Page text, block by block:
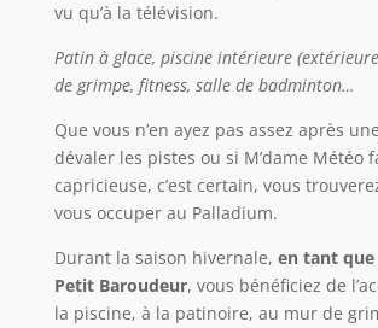
vu qu’à la télévision.
Patin à glace, piscine intérieure
de grimpe, fitness, salle de badminton…
Que vous n’en ayez pas assez après
dévaler les pistes ou si M’dame Météo
capricieuse, c’est certain, vous
vous occuper au Palladium.
Durant la saison hivernale, en tant
Petit Baroudeur, vous bénéficiez de
la piscine, à la patinoire, au mur de